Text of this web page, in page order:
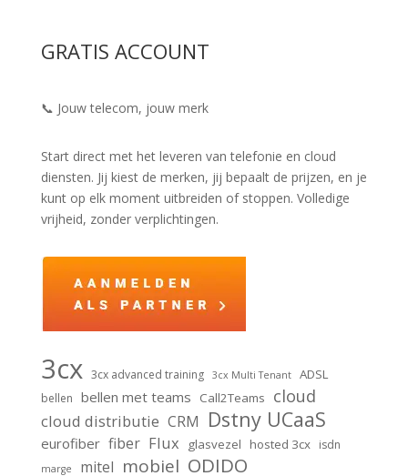
GRATIS ACCOUNT
📞 Jouw telecom, jouw merk
Start direct met het leveren van telefonie en cloud
diensten. Jij kiest de merken, jij bepaalt de prijzen, en je
kunt op elk moment uitbreiden of stoppen. Volledige
vrijheid, zonder verplichtingen.
3cx 3cx advanced training 3cx Multi Tenant ADSL
bellen bellen met teams Call2Teams cloud
cloud distributie CRM Dstny UCaaS
eurofiber fiber Flux glasvezel hosted 3cx isdn
marge mitel mobiel ODIDO